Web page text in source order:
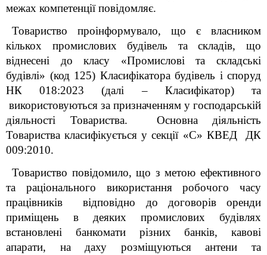
межах компетенції повідомляє.
Товариство проінформувало, що є власником
кількох промислових будівель та складів, що
віднесені до класу «Промислові та складські
будівлі» (код 125) Класифікатора будівель і споруд
НК 018:2023 (далі – Класифікатор) та
використовуються за призначенням у господарській
діяльності Товариства. Основна діяльність
Товариства класифікується у секції «С» КВЕД ДК
009:2010.
Товариство повідомило, що з метою ефективного
та раціонального використання робочого часу
працівників відповідно до договорів оренди
приміщень в деяких промислових будівлях
встановлені банкомати різних банків, кавові
апарати, на даху розміщуються антени та